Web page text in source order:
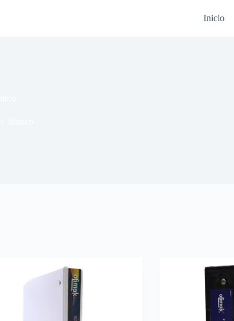
Inicio